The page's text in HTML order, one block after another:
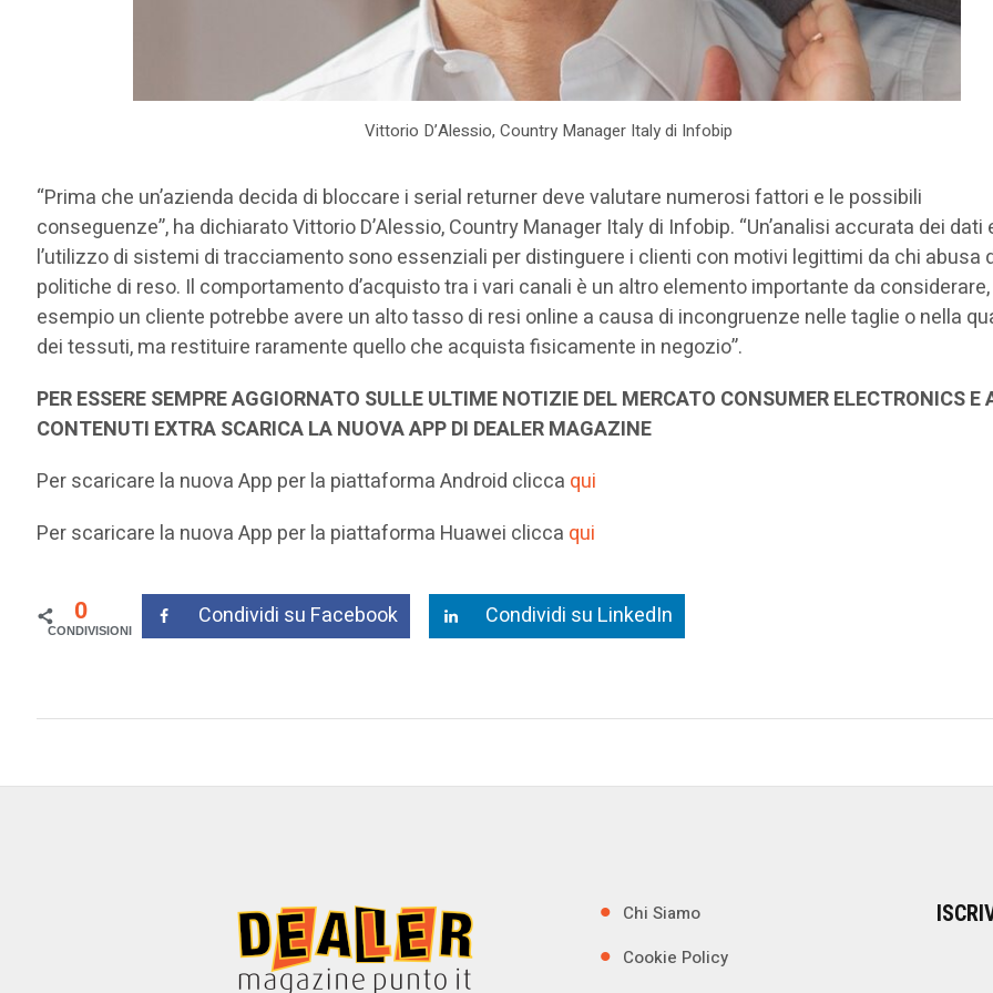
Vittorio D’Alessio, Country Manager Italy di Infobip
“Prima che un’azienda decida di bloccare i serial returner deve valutare numerosi fattori e le possibili
conseguenze”, ha dichiarato Vittorio D’Alessio, Country Manager Italy di Infobip. “Un’analisi accurata dei dati
l’utilizzo di sistemi di tracciamento sono essenziali per distinguere i clienti con motivi legittimi da chi abusa
politiche di reso. Il comportamento d’acquisto tra i vari canali è un altro elemento importante da
esempio un cliente potrebbe avere un alto tasso di resi online a causa di incongruenze nelle taglie o nella
dei tessuti, ma restituire raramente quello che acquista fisicamente in negozio”.
PER ESSERE SEMPRE AGGIORNATO SULLE ULTIME NOTIZIE DEL MERCATO CONSUMER ELECTRONICS E
CONTENUTI EXTRA SCARICA LA NUOVA APP DI DEALER MAGAZINE
Per scaricare la nuova App per la piattaforma Android clicca qui
Per scaricare la nuova App per la piattaforma Huawei clicca qui
0 Condividi su Facebook Condividi su LinkedIn
Chi Siamo
Cookie Policy